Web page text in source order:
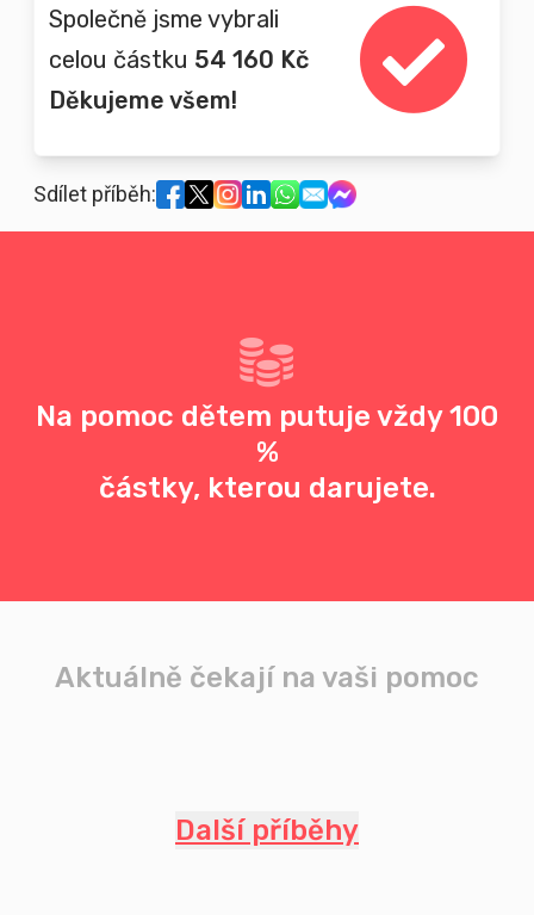
Společně jsme vybrali
celou částku 54 160 Kč
Děkujeme všem!
Sdílet příběh:
Na pomoc dětem putuje vždy 100
%
částky, kterou darujete.
Aktuálně čekají na vaši pomoc
Další příběhy